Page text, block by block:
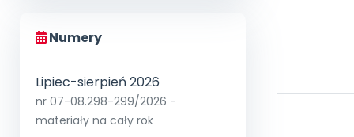
Numery
Lipiec-sierpień 2026
nr 07-08.298-299/2026 -
materiały na cały rok